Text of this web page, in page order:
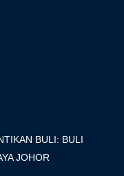
BULI: BULI
JOHOR